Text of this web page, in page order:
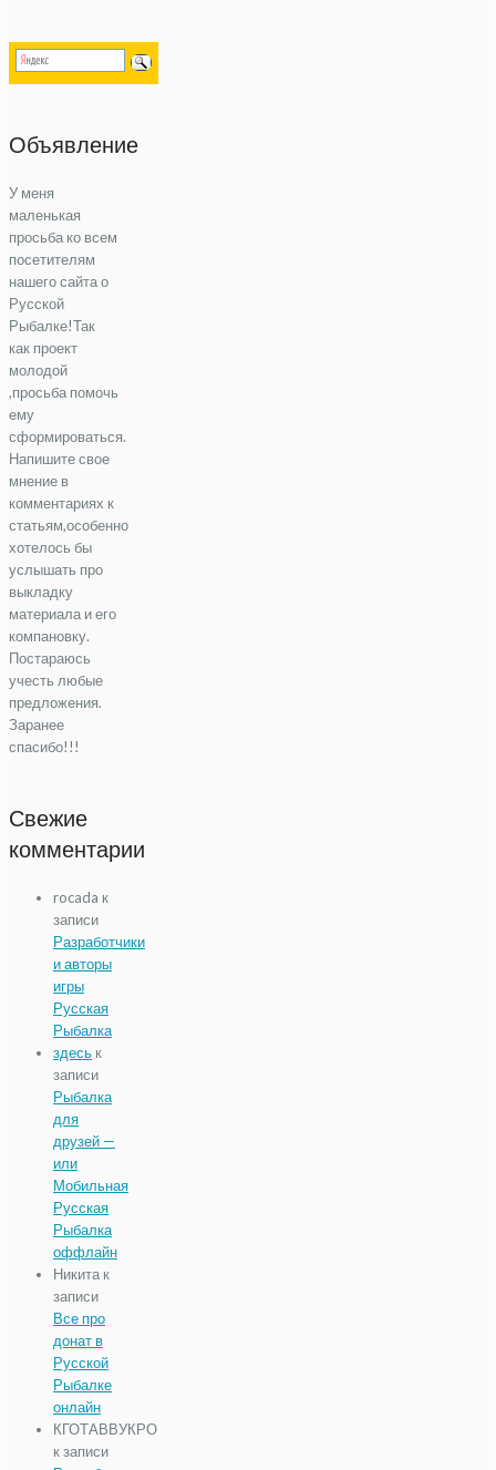
Объявление
У меня
маленькая
просьба ко всем
посетителям
нашего сайта о
Русской
Рыбалке!Так
как проект
молодой
,просьба помочь
ему
сформироваться.
Напишите свое
мнение в
комментариях к
статьям,особенно
хотелось бы
услышать про
выкладку
материала и его
компановку.
Постараюсь
учесть любые
предложения.
Заранее
спасибо!!!
Свежие
комментарии
rocada к
записи
Разработчики
и авторы
игры
Русская
Рыбалка
здесь к
записи
Рыбалка
для
друзей —
или
Мобильная
Русская
Рыбалка
оффлайн
Никита к
записи
Все про
донат в
Русской
Рыбалке
онлайн
КГОТАВВУКРО
к записи